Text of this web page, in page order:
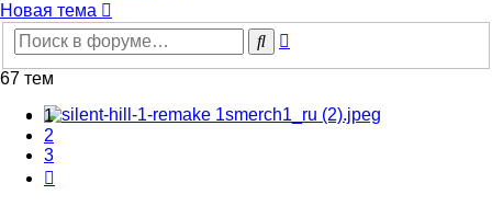
Новая тема
Поиск
67 тем
1
2
3